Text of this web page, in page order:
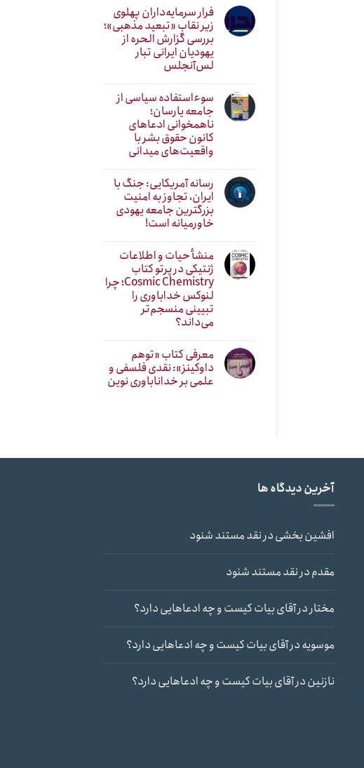
فرار سرمایه‌داران پهلوی
زیر نقابِ «تبعید مذهبی»؛
بررسی گزارش الحره از
یهودیان ایرانی تبار
لس‌آنجلس
سوءاستفاده سیاسی از
جامعه یارسان؛
ناهمخوانی ادعاهای
کانون حقوق بشر با
واقعیت‌های میدانی
رسانه آمریکایی: جنگ با
ایران، تجاوز به امنیت
بزرگترین جامعه یهودی
خاورمیانه است!
منشأ حیات و اطلاعات
ژنتیکی در پرتو کتاب
Cosmic Chemistry؛ چرا
لنوکس خداباوری را
تبیینی منسجم‌تر
می‌داند؟
معرفی کتاب «توهم
داوکینز»: نقدی فلسفی و
علمی بر خداناباوری نوین
آخرین دیدگاه ها
افشین بخشیدرنقد مستند شنود
مقدمدرنقد مستند شنود
مختاردرآقای بیات کیست و چه ادعاهایی دارد؟
موسویهدرآقای بیات کیست و چه ادعاهایی دارد؟
نازنیندرآقای بیات کیست و چه ادعاهایی دارد؟